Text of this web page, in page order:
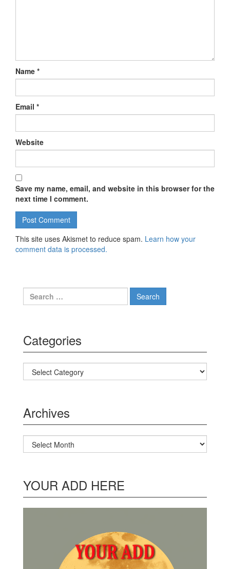
Name *
Email *
Website
Save my name, email, and website in this browser for the
next time I comment.
This site uses Akismet to reduce spam. Learn how your
comment data is processed.
Search for:
Categories
Categories
Archives
Archives
YOUR ADD HERE